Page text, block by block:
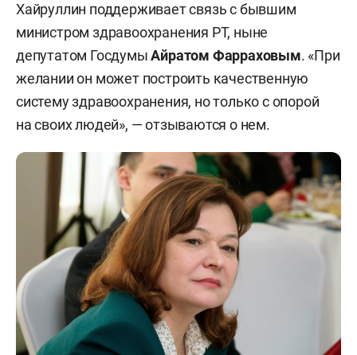
Хайруллин поддерживает связь с бывшим
министром здравоохранения РТ, ныне
депутатом ГосдумыАйратом Фарраховым. «При
желании он может построить качественную
систему здравоохранения, но только с опорой
на своих людей», — отзываются о нем.